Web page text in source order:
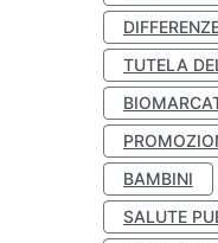
TUTELA
BAMBINI
SALUTE